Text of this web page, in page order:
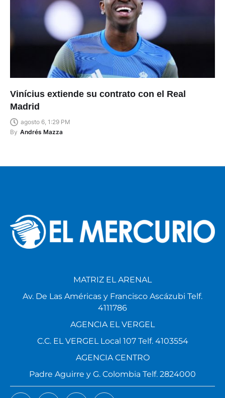
Vinícius extiende su contrato con el Real
Madrid
agosto 6, 1:29 PM
By Andrés Mazza
MATRIZ EL ARENAL
Av. De Las Américas y Francisco Ascázubi Telf.
4111786
AGENCIA EL VERGEL
C.C. EL VERGEL Local 107 Telf. 4103554
AGENCIA CENTRO
Padre Aguirre y G. Colombia Telf. 2824000